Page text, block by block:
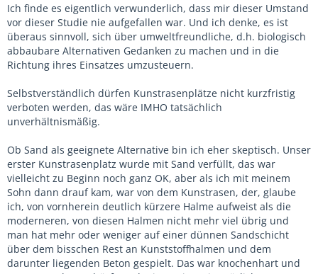
Ich finde es eigentlich verwunderlich, dass mir dieser Umstand
vor dieser Studie nie aufgefallen war. Und ich denke, es ist
überaus sinnvoll, sich über umweltfreundliche, d.h. biologisch
abbaubare Alternativen Gedanken zu machen und in die
Richtung ihres Einsatzes umzusteuern.
Selbstverständlich dürfen Kunstrasenplätze nicht kurzfristig
verboten werden, das wäre IMHO tatsächlich
unverhältnismäßig.
Ob Sand als geeignete Alternative bin ich eher skeptisch. Unser
erster Kunstrasenplatz wurde mit Sand verfüllt, das war
vielleicht zu Beginn noch ganz OK, aber als ich mit meinem
Sohn dann drauf kam, war von dem Kunstrasen, der, glaube
ich, von vornherein deutlich kürzere Halme aufweist als die
moderneren, von diesen Halmen nicht mehr viel übrig und
man hat mehr oder weniger auf einer dünnen Sandschicht
über dem bisschen Rest an Kunststoffhalmen und dem
darunter liegenden Beton gespielt. Das war knochenhart und